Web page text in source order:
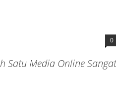
0
Satu Media Online Sangat